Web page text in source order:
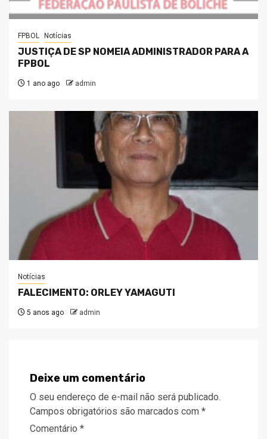
FPBOL Notícias
JUSTIÇA DE SP NOMEIA ADMINISTRADOR PARA A
FPBOL
1 ano ago admin
Notícias
FALECIMENTO: ORLEY YAMAGUTI
5 anos ago admin
Deixe um comentário
O seu endereço de e-mail não será publicado.
Campos obrigatórios são marcados com *
Comentário *